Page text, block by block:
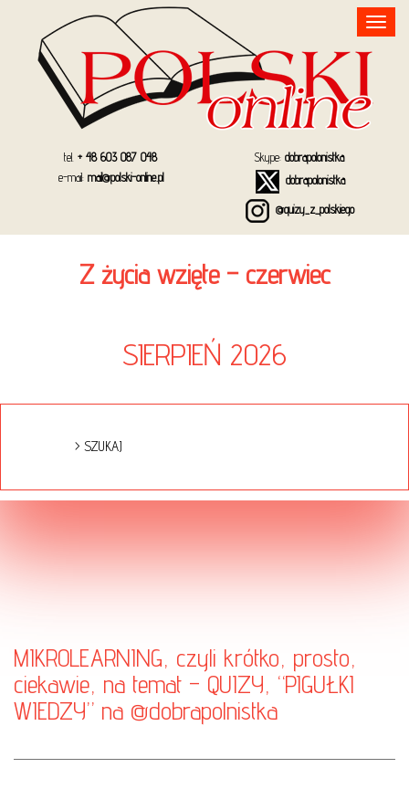
Toggle
navigation
tel. + 48 603 087 048
e-mail: mail@polski-online.pl
Skype: dobrapolonistka
dobrapolonistka
@quizy_z_polskiego
Z życia wzięte – czerwiec
SIERPIEŃ 2026
MIKROLEARNING, czyli krótko, prosto,
ciekawie, na temat – QUIZY, “PIGUŁKI
WIEDZY” na @dobrapolnistka